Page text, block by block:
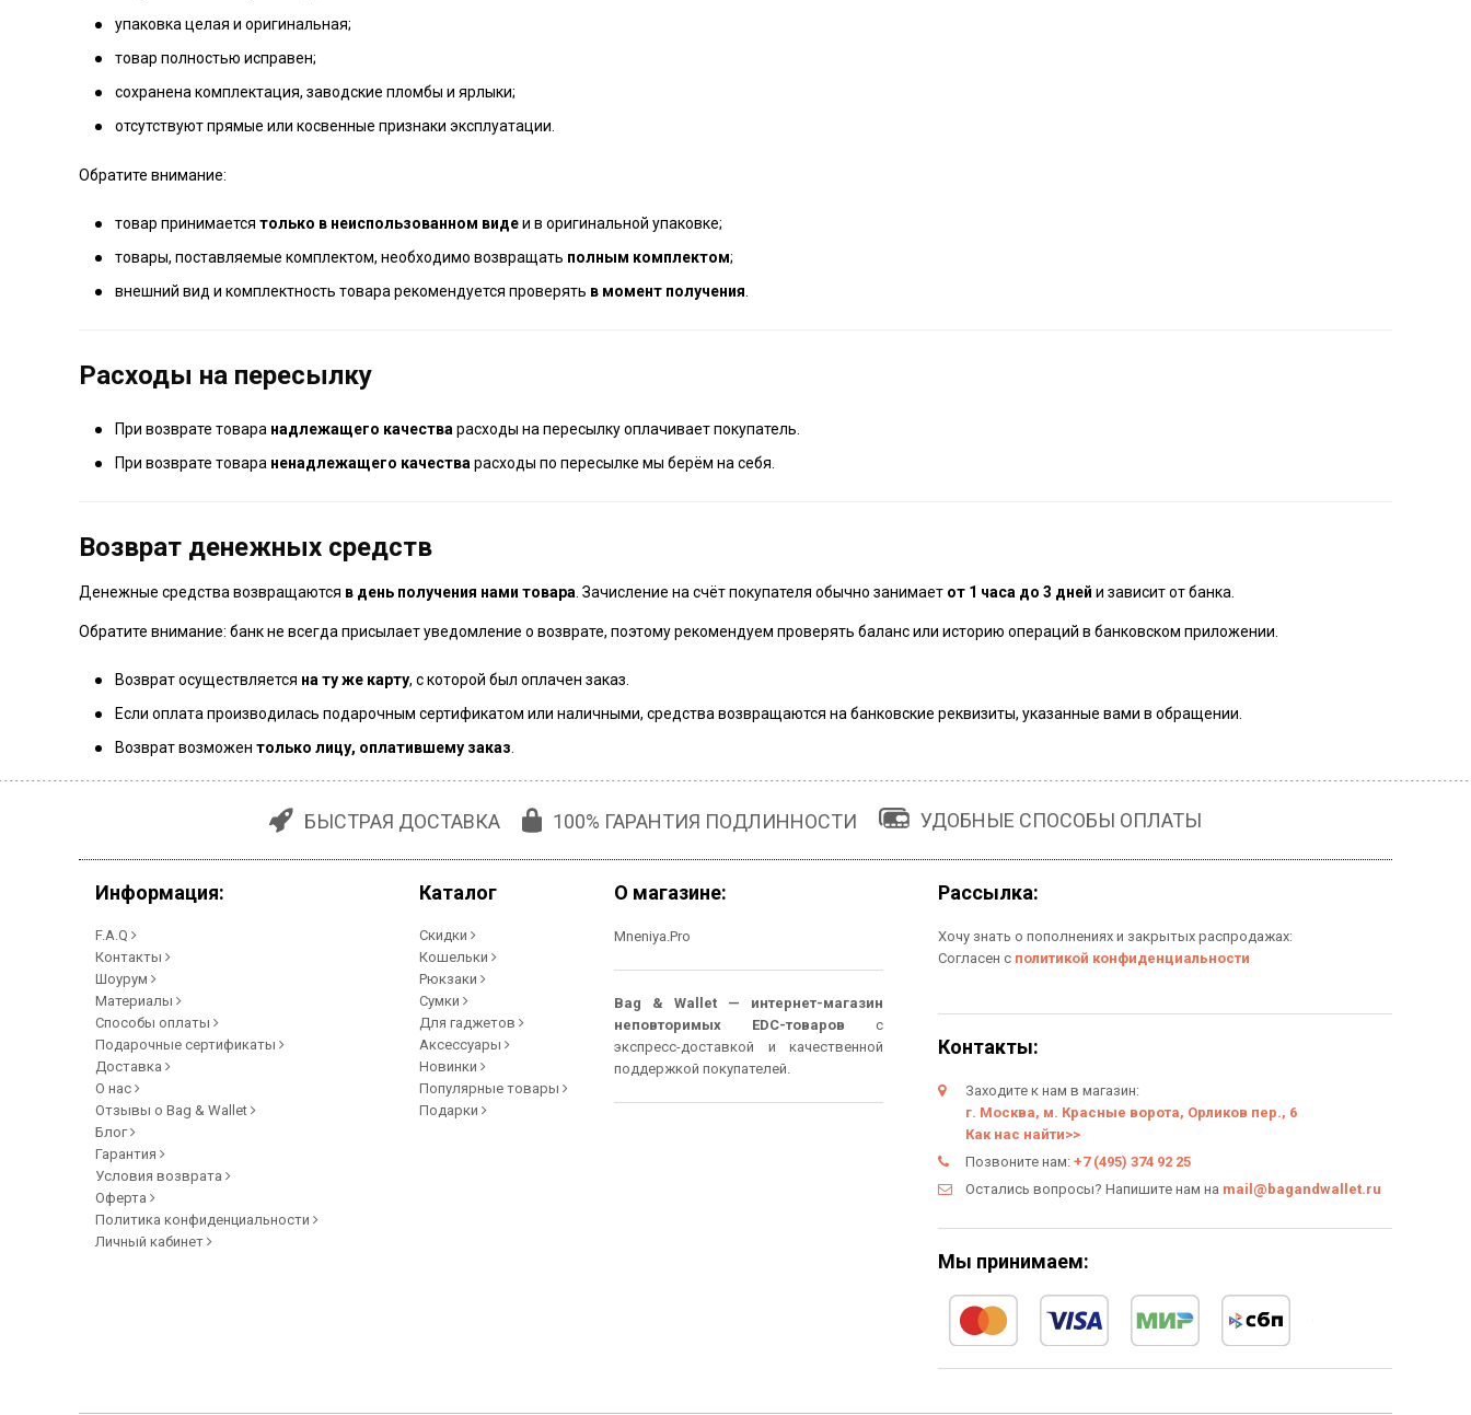
упаковка целая и оригинальная;
товар полностью исправен;
сохранена комплектация, заводские пломбы и ярлыки;
отсутствуют прямые или косвенные признаки эксплуатации.
Обратите внимание:
товар принимается только в неиспользованном видеи в оригинальной упаковке;
товары, поставляемые комплектом, необходимо возвращать полным комплектом;
внешний вид и комплектность товара рекомендуется проверять в момент получения
Расходы на пересылку
При возврате товара надлежащего качества расходы на пересылку оплачивает покупатель.
При возврате товара ненадлежащего качества расходы по пересылке мы берём на себя.
Возврат денежных средств
Денежные средства возвращаются в день получения нами товара . Зачисление на счёт покупателя обычно занимает от 1 часа до 3 дней и зависит от банка.
Обратите внимание: банк не всегда присылает уведомление о возврате, поэтому рекомендуем проверять баланс или историю операций в банковском приложении.
Возврат осуществляется на ту же карту, с которой был оплачен заказ.
Если оплата производилась подарочным сертификатом или наличными, средства возвращаются на банковские реквизиты, указанные вами в обращении.
Возврат возможен только лицу, оплатившему заказ
БЫСТРАЯ ДОСТАВКА 100% ГАРАНТИЯ ПОДЛИННОСТИ УДОБНЫЕ СПОСОБЫ ОПЛАТЫ
Информация:
F.A.Q
Контакты
Шоурум
Материалы
Способы оплаты
Подарочные сертификаты
Доставка
О нас
Отзывы о Bag & Wallet
Блог
Гарантия
Условия возврата
Оферта
Политика конфиденциальности
Личный кабинет
Каталог
Скидки
Кошельки
Рюкзаки
Сумки
Для гаджетов
Аксессуары
Новинки
Популярные товары
Подарки
О магазине:
Mneniya.Pro
Bag & Wallet — интернет-магазин
неповторимых EDC-товаров с
экспресс-доставкой и качественной
поддержкой покупателей.
Рассылка:
Хочу знать о пополнениях и закрытых распродажах:
Согласен с политикой конфиденциальности
Контакты:
Заходите к нам в магазин:
г. Москва, м. Красные ворота, Орликов пер., 6
Как нас найти>>
Позвоните нам:+7 (495) 374 92 25
Остались вопросы? Напишите нам на mail@bagandwallet.ru
Мы принимаем: